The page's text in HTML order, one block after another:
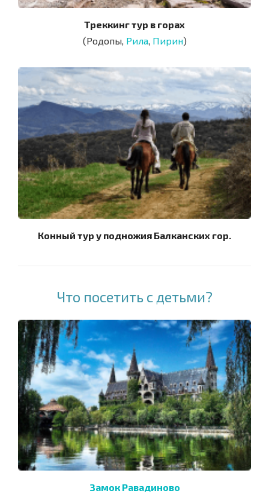
Треккинг тур в горах
(Родопы, Рила, Пирин)
Конный тур у подножия Балканских гор.
Замок Равадиново
Что посетить с детьми?